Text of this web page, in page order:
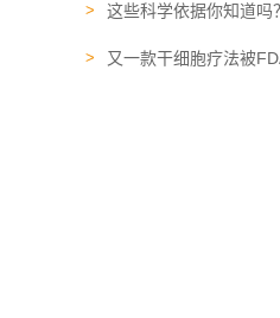
这些科学依据你知道吗
又一款干细胞疗法被